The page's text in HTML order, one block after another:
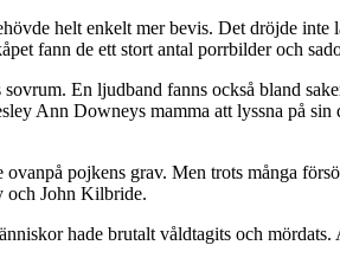
helt enkelt mer bevis. Det dröjde inte
fann de ett stort antal porrbilder och
En ljudband fanns också bland
Ann Downeys mamma att lyssna på
pojkens grav. Men trots många
och John Kilbride.
hade brutalt våldtagits och